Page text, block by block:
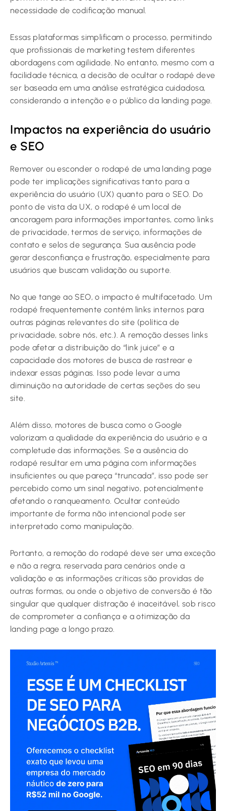
necessidade de codificação manual.
Essas plataformas simplificam o processo, permitindo
que profissionais de marketing testem diferentes
abordagens com agilidade. No entanto, mesmo com a
facilidade técnica, a decisão de ocultar o rodapé deve
ser baseada em uma análise estratégica cuidadosa,
considerando a intenção e o público da landing page.
Impactos na experiência do usuário
e SEO
Remover ou esconder o rodapé de uma landing page
pode ter implicações significativas tanto para a
experiência do usuário (UX) quanto para o SEO. Do
ponto de vista da UX, o rodapé é um local de
ancoragem para informações importantes, como links
de privacidade, termos de serviço, informações de
contato e selos de segurança. Sua ausência pode
gerar desconfiança e frustração, especialmente para
usuários que buscam validação ou suporte.
No que tange ao SEO, o impacto é multifacetado. Um
rodapé frequentemente contém links internos para
outras páginas relevantes do site (política de
privacidade, sobre nós, etc.). A remoção desses links
pode afetar a distribuição do “link juice” e a
capacidade dos motores de busca de rastrear e
indexar essas páginas. Isso pode levar a uma
diminuição na autoridade de certas seções do seu
site.
Além disso, motores de busca como o Google
valorizam a qualidade da experiência do usuário e a
completude das informações. Se a ausência do
rodapé resultar em uma página com informações
insuficientes ou que pareça “truncada”, isso pode ser
percebido como um sinal negativo, potencialmente
afetando o ranqueamento. Ocultar conteúdo
importante de forma não intencional pode ser
interpretado como manipulação.
Portanto, a remoção do rodapé deve ser uma exceção
e não a regra, reservada para cenários onde a
validação e as informações críticas são providas de
outras formas, ou onde o objetivo de conversão é tão
singular que qualquer distração é inaceitável, sob risco
de comprometer a confiança e a otimização da
landing page a longo prazo.